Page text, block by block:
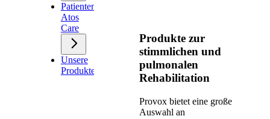
Patientenservices
Atos
Care
Unsere
Produkte
Produkte zur
stimmlichen und
pulmonalen
Rehabilitation
Provox bietet eine große
Auswahl an